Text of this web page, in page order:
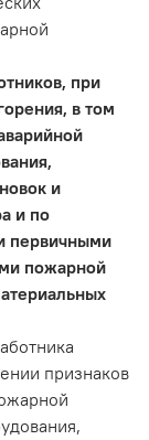
при
в том
и
и по
первичными
пожарной
признаков